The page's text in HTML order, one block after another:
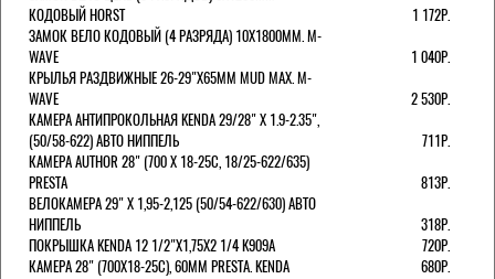
КОДОВЫЙ HORST
1 172Р.
ЗАМОК ВЕЛО КОДОВЫЙ (4 РАЗРЯДА) 10Х1800ММ. M-
WAVE
1 040Р.
КРЫЛЬЯ РАЗДВИЖНЫЕ 26-29"Х65ММ MUD MAX. M-
WAVE
2 530Р.
КАМЕРА АНТИПРОКОЛЬНАЯ KENDA 29/28" Х 1.9-2.35",
(50/58-622) АВТО НИППЕЛЬ
711Р.
КАМЕРА AUTHOR 28" (700 Х 18-25С, 18/25-622/635)
PRESTA
813Р.
ВЕЛОКАМЕРА 29" X 1,95-2,125 (50/54-622/630) АВТО
НИППЕЛЬ
318Р.
ПОКРЫШКА KENDA 12 1/2"Х1,75X2 1/4 K909A
720Р.
КАМЕРА 28" (700Х18-25С), 60ММ PRESTA. KENDA
680Р.